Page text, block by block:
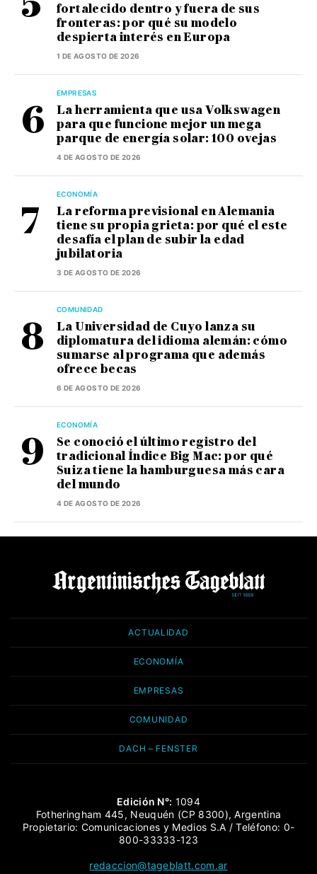
fortalecido dentro y fuera de sus
fronteras: por qué su modelo
despierta interés en Europa
1 DE AGOSTO DE 2026
EMPRESAS
La herramienta que usa Volkswagen
para que funcione mejor un mega
parque de energía solar: 100 ovejas
4 DE AGOSTO DE 2026
ECONOMÍA
La reforma previsional en Alemania
tiene su propia grieta: por qué el este
desafía el plan de subir la edad
jubilatoria
3 DE AGOSTO DE 2026
COMUNIDAD
La Universidad de Cuyo lanza su
diplomatura del idioma alemán: cómo
sumarse al programa que además
ofrece becas
6 DE AGOSTO DE 2026
ECONOMÍA
Se conoció el último registro del
tradicional Índice Big Mac: por qué
Suiza tiene la hamburguesa más cara
del mundo
4 DE AGOSTO DE 2026
ACTUALIDAD
ECONOMÍA
EMPRESAS
COMUNIDAD
DACH – FENSTER
Edición N°: 1094
Fotheringham 445, Neuquén (CP 8300), Argentina
Propietario: Comunicaciones y Medios S.A / Teléfono: 0-
800-33333-123
redaccion@tageblatt.com.ar